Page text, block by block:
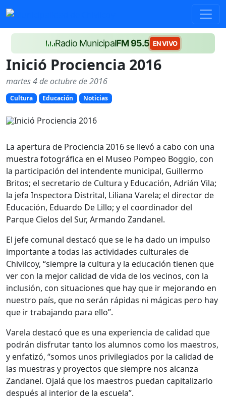
Radio MunicipalFM 95.5 EN VIVO
Inició Prociencia 2016
martes 4 de octubre de 2016
Cultura Educación Noticias
La apertura de Prociencia 2016 se llevó a cabo con una
muestra fotográfica en el Museo Pompeo Boggio, con
la participación del intendente municipal, Guillermo
Britos; el secretario de Cultura y Educación, Adrián Vila;
la jefa Inspectora Distrital, Liliana Varela; el director de
Educación, Eduardo De Lillo; y el coordinador del
Parque Cielos del Sur, Armando Zandanel.
El jefe comunal destacó que se le ha dado un impulso
importante a todas las actividades culturales de
Chivilcoy, “siempre la cultura y la educación tienen que
ver con la mejor calidad de vida de los vecinos, con la
inclusión, con situaciones que hay que ir mejorando en
nuestro país, que no serán rápidas ni mágicas pero hay
que ir trabajando para ello”.
Varela destacó que es una experiencia de calidad que
podrán disfrutar tanto los alumnos como los maestros,
y enfatizó, “somos unos privilegiados por la calidad de
las muestras y proyectos que siempre nos alcanza
Zandanel. Ojalá que los maestros puedan capitalizarlo
después al interior de la escuela”.